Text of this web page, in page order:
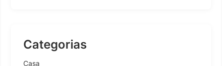
Categorias
Casa